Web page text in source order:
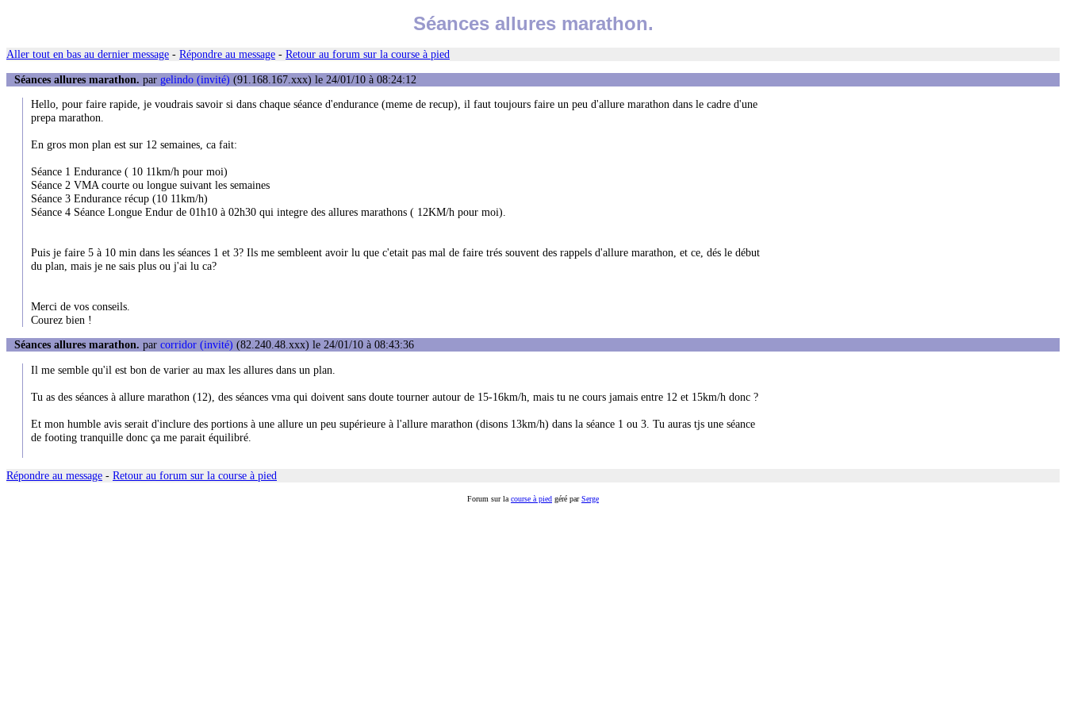
Séances allures marathon.
Aller tout en bas au dernier message - Répondre au message - Retour au forum sur la course à pied
Séances allures marathon. par gelindo (invité) (91.168.167.xxx) le 24/01/10 à 08:24:12
Hello, pour faire rapide, je voudrais savoir si dans chaque séance d'endurance (meme de recup), il faut toujours faire un peu d'allure marathon dans le cadre d'une
prepa marathon.
En gros mon plan est sur 12 semaines, ca fait:
Séance 1 Endurance ( 10 11km/h pour moi)
Séance 2 VMA courte ou longue suivant les semaines
Séance 3 Endurance récup (10 11km/h)
Séance 4 Séance Longue Endur de 01h10 à 02h30 qui integre des allures marathons ( 12KM/h pour moi).
Puis je faire 5 à 10 min dans les séances 1 et 3? Ils me sembleent avoir lu que c'etait pas mal de faire trés souvent des rappels d'allure marathon, et ce, dés le début
du plan, mais je ne sais plus ou j'ai lu ca?
Merci de vos conseils.
Courez bien !
Séances allures marathon. par corridor (invité) (82.240.48.xxx) le 24/01/10 à 08:43:36
Il me semble qu'il est bon de varier au max les allures dans un plan.
Tu as des séances à allure marathon (12), des séances vma qui doivent sans doute tourner autour de 15-16km/h, mais tu ne cours jamais entre 12 et 15km/h donc ?
Et mon humble avis serait d'inclure des portions à une allure un peu supérieure à l'allure marathon (disons 13km/h) dans la séance 1 ou 3. Tu auras tjs une séance
de footing tranquille donc ça me parait équilibré.
Répondre au message - Retour au forum sur la course à pied
Forum sur la course à pied géré parSerge